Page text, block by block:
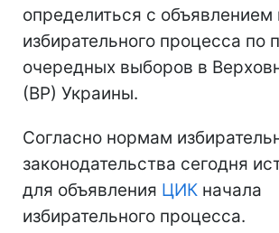
определиться с объявлением
избирательного процесса по
очередных выборов в
(ВР) Украины.
Согласно нормам
законодательства сегодня
для объявления ЦИК начала
избирательного процесса.